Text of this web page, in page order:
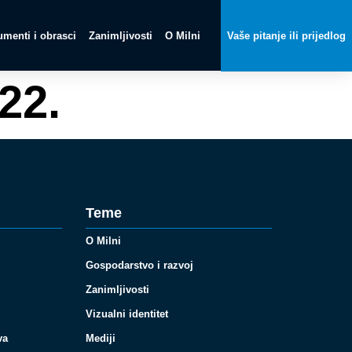
i obrasci Zanimljivosti O Milni Vaše pitanje ili prijedlog
Teme
O Milni
Gospodarstvo i razvoj
Zanimljivosti
Vizualni identitet
Mediji